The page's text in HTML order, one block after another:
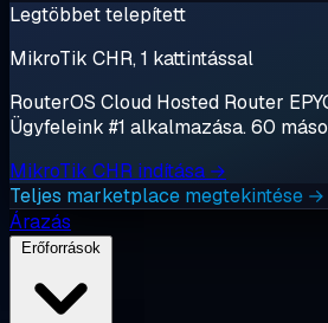
Legtöbbet telepített
MikroTik CHR, 1 kattintással
RouterOS Cloud Hosted Router
Ügyfeleink #1 alkalmazása. 60
MikroTik CHR indítása →
Teljes marketplace megtekintése →
Árazás